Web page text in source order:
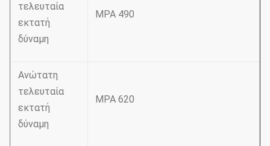
τελευταία
εκτατή
δύναμη
MPA 490
Ανώτατη
τελευταία
εκτατή
δύναμη
MPA 620